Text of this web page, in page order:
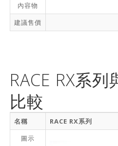
內容物
建議售價
RACE RX系列
比較
名稱 RACE RX系列
圖示